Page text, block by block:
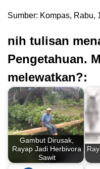
Sumber: Kompas, Rabu,
nih tulisan
Pengetahuan.
melewatkan?:
Gambut Dirusak,
Rayap Jadi Herbivora
Sawit